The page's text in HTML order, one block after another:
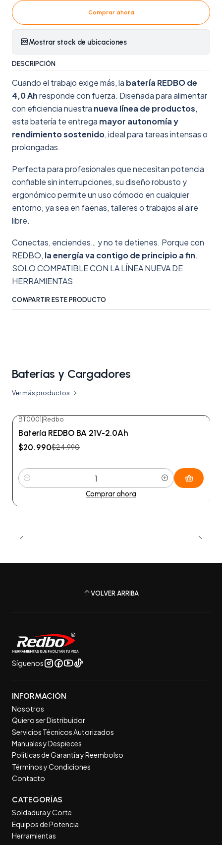
Comprar ahora
Mostrar stock de ubicaciones
DESCRIPCIÓN
Cuando el trabajo exige más, la batería REDBO de
4,0 Ahresponde con fuerza. Diseñada para alimentar
con eficiencia nuestra nueva línea de productos,
esta batería te entrega mayor autonomía y
rendimiento sostenido, ideal para tareas intensas o
prolongadas.
Perfecta para profesionales que necesitan potencia
confiable sin interrupciones, su diseño robusto y
ergonómico permite un uso cómodo en cualquier
entorno, ya sea en faenas, talleres o trabajos al aire
libre.
Conectas, enciendes… y no te detienes. Porque con
REDBO, la energía va contigo de principio a fin.
SOLO COMPATIBLE CON LA LÍNEA NUEVA DE
HERRAMIENTAS
COMPARTIR ESTE PRODUCTO
Baterías y Cargadores
Ver más productos
BT0001 Redbo
Batería REDBO BA 21V-2.0Ah
$20.990$24.990
Cantidad
Comprar ahora
VOLVER ARRIBA
Síguenos
INFORMACIÓN
Nosotros
Quiero ser Distribuidor
Servicios Técnicos Autorizados
Manuales y Despieces
Políticas de Garantía y Reembolso
Términos y Condiciones
Contacto
CATEGORÍAS
Soldadura y Corte
Equipos de Potencia
Herramientas